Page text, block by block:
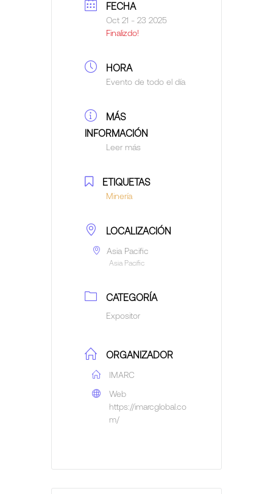
FECHA
Oct 21 - 23 2025
Finalizdo!
HORA
Evento de todo el día
MÁS
INFORMACIÓN
Leer más
ETIQUETAS
Minería
LOCALIZACIÓN
Asia Pacific
Asia Pacific
CATEGORÍA
Expositor
ORGANIZADOR
IMARC
Web
https://imarcglobal.co
m/